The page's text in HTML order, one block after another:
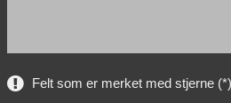
Felt som er merket med stjerne